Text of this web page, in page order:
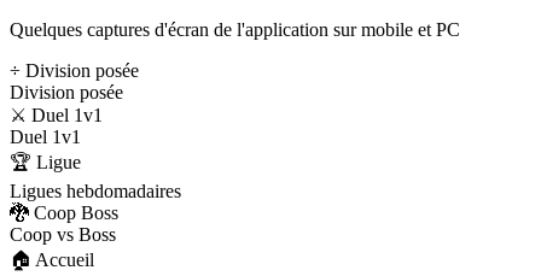
Quelques captures d'écran de l'application sur mobile et PC
÷ Division posée
Division posée
⚔️ Duel 1v1
Duel 1v1
🏆 Ligue
Ligues hebdomadaires
🐉 Coop Boss
Coop vs Boss
🏠 Accueil